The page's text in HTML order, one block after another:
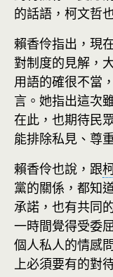
的話語，柯文哲
賴香伶指出，現
對制度的見解，
用語的確很不當
言。她指出這次
在此，也期待民
能排除私見、尊
賴香伶也說，跟
黨的關係，都知
承諾，也有共同
一時間覺得受委
個人私人的情感
上必須要有的對